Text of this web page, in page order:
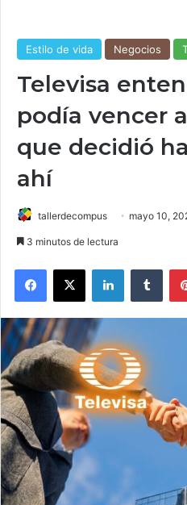
Estilo de vida Negocios
Televisa
podía vencer
que decidió
ahí
tallerdecompus mayo 10,
3 minutos de lectura